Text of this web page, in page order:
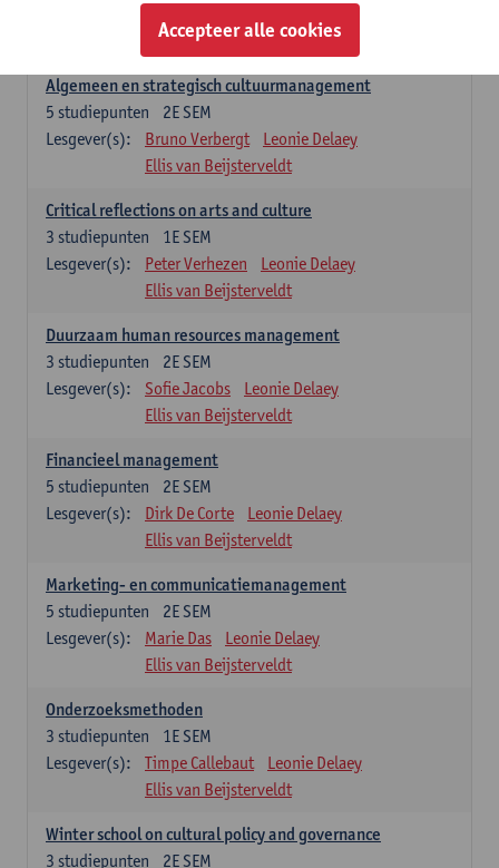
Dit vervangt dan 'Critical reflections on arts and culture' in het
Algemeen en strategisch cultuurmanagement
2E SEM
5 studiepunten
Lesgever(s):
Bruno Verbergt
Leonie Delaey
Ellis van Beijsterveldt
Critical reflections on arts and culture
1E SEM
3 studiepunten
Lesgever(s):
Peter Verhezen
Leonie Delaey
Ellis van Beijsterveldt
Duurzaam human resources management
2E SEM
3 studiepunten
Lesgever(s):
Sofie Jacobs
Leonie Delaey
Ellis van Beijsterveldt
Financieel management
2E SEM
5 studiepunten
Lesgever(s):
Dirk De Corte
Leonie Delaey
Ellis van Beijsterveldt
Marketing- en communicatiemanagement
2E SEM
5 studiepunten
Lesgever(s):
Marie Das
Leonie Delaey
Ellis van Beijsterveldt
Onderzoeksmethoden
1E SEM
3 studiepunten
Lesgever(s):
Timpe Callebaut
Leonie Delaey
Ellis van Beijsterveldt
Winter school on cultural policy and governance
2E SEM
3 studiepunten
Accepteer alle cookies